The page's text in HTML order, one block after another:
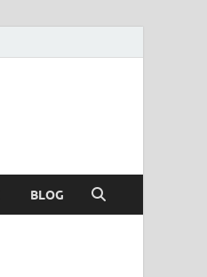
BLOG